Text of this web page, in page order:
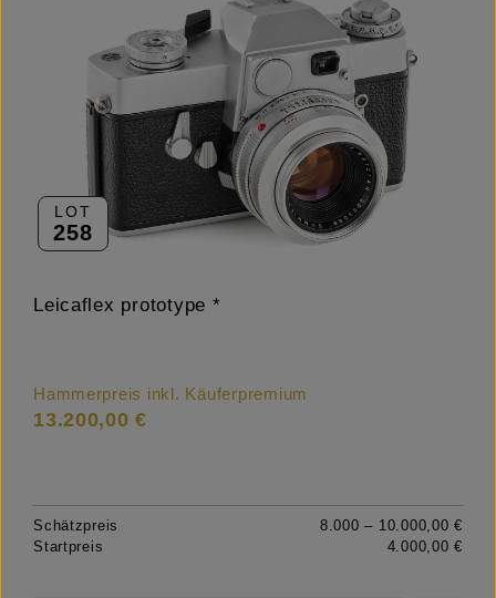
LOT
258
Leicaflex prototype *
Hammerpreis inkl. Käuferpremium
13.200,00 €
Schätzpreis
8.000 – 10.000,00 €
Startpreis
4.000,00 €